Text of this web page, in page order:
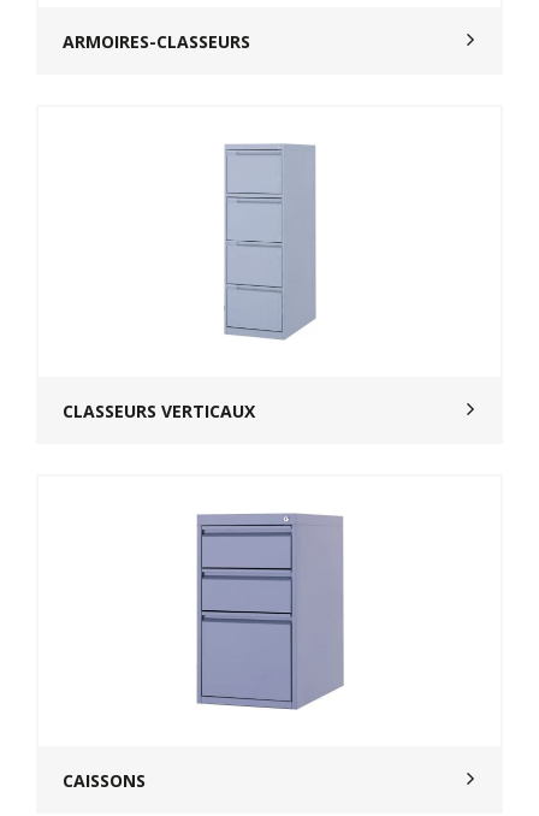
ARMOIRES-CLASSEURS
CLASSEURS VERTICAUX
CAISSONS